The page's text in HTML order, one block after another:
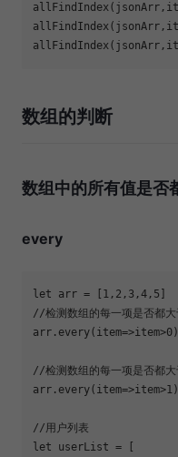
数组的判断
数组中的所有值是否
every
let arr = [ 1 , 2 , 3 ,4 , 5
//检测数组的每一项是否都大
arr.every( item=>item>0 )
//检测数组的每一项是否都大
arr.every( item=>item>1 )
//用户列表
let